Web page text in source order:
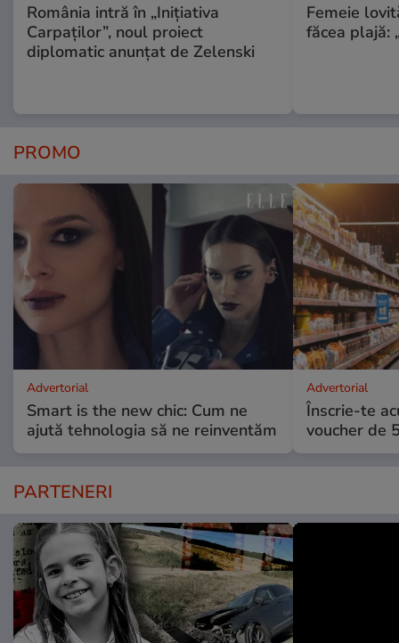
România intră în „Inițiativa
Carpaților”, noul proiect
diplomatic anunțat de Zelenski
Femeie
făcea plajă:
PROMO
Advertorial
Smart is the new chic: Cum ne
ajută tehnologia să ne reinventăm
Advertorial
Înscrie-te
voucher de
PARTENERI